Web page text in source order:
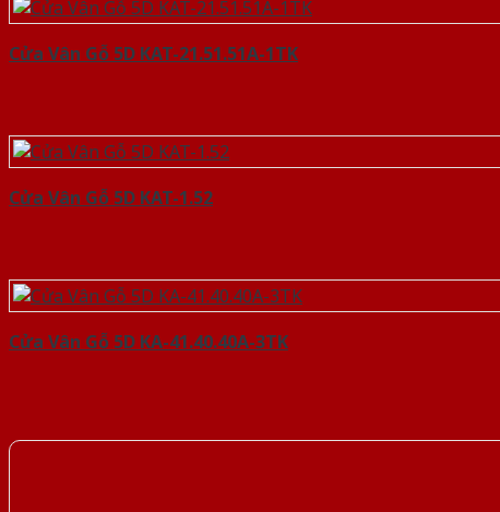
Cửa Vân Gỗ 5D KAT-21.51.51A-1TK
Cửa Vân Gỗ 5D KAT-1.52
Cửa Vân Gỗ 5D KA-41.40.40A-3TK